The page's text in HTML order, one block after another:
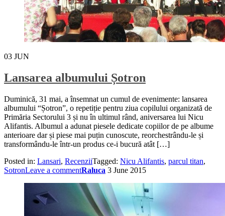
03 JUN
Lansarea albumului Șotron
Duminică, 31 mai, a însemnat un cumul de evenimente: lansarea
albumului “Șotron”, o repetiție pentru ziua copilului organizată de
Primăria Sectorului 3 și nu în ultimul rând, aniversarea lui Nicu
Alifantis. Albumul a adunat piesele dedicate copiilor de pe albume
anterioare dar și piese mai puțin cunoscute, reorchestrându-le și
transformându-le într-un produs ce-i bucură atât […]
Posted in: Lansari, RecenziiTagged: Nicu Alifantis, parcul titan,
SotronLeave a commentRaluca 3 June 2015